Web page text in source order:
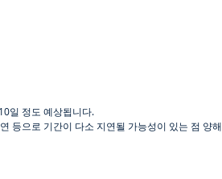
10일 정도 예상됩니다.
등으로 기간이 다소 지연될 가능성이 있는 점 양해